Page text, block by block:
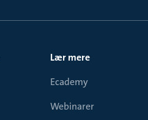
Lær mere
Ecademy
Webinarer